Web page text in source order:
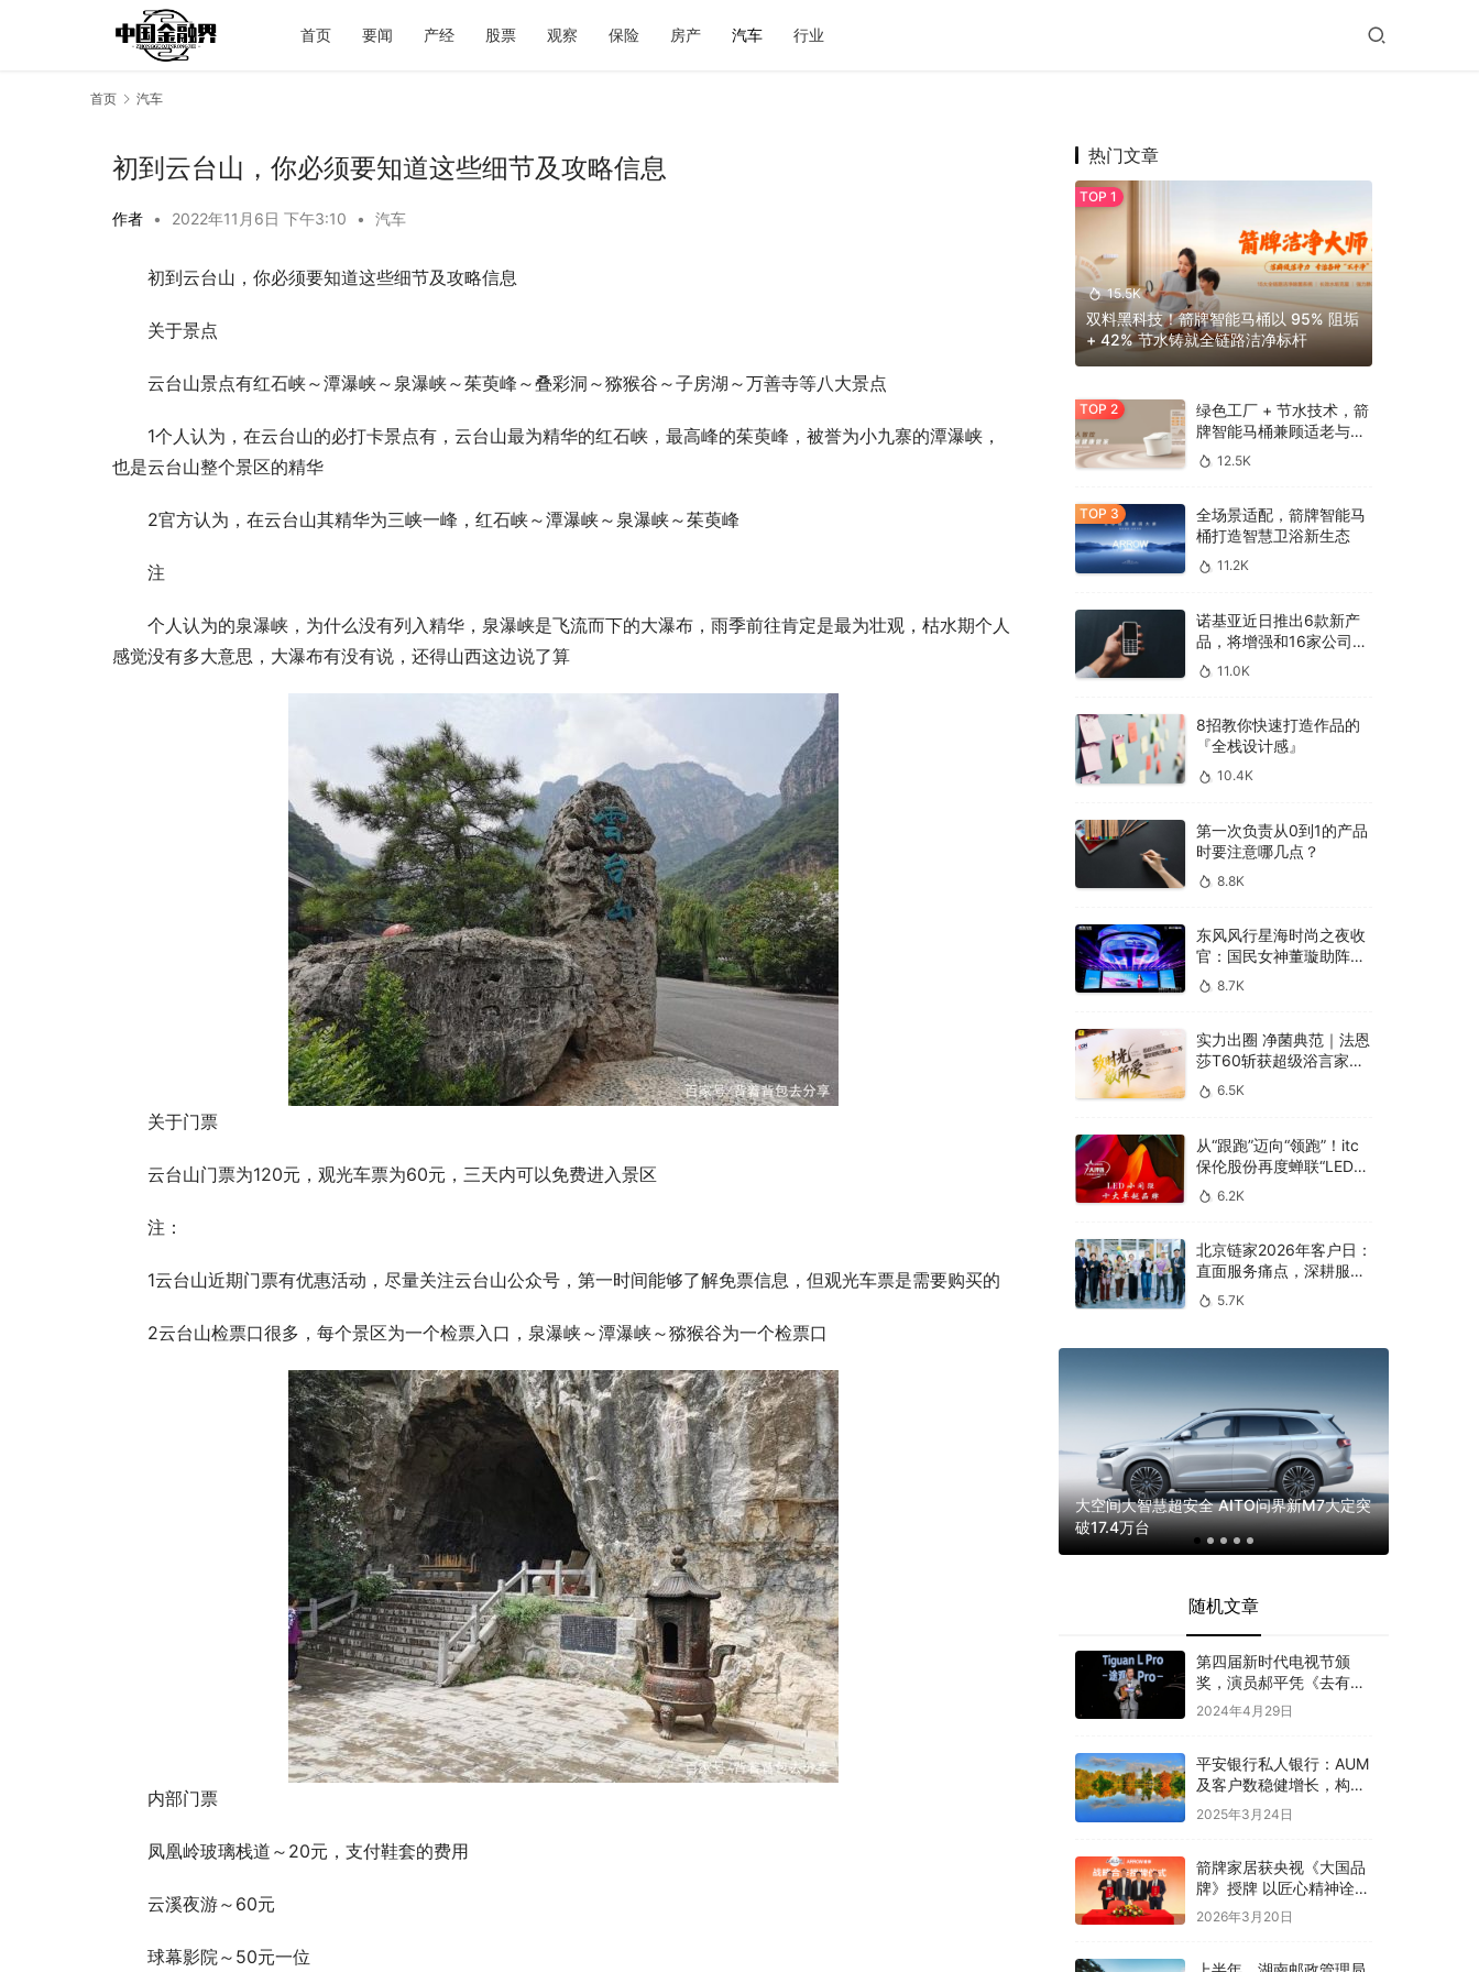
首页 要闻 产经 股票 观察 保险 房产 汽车 行业
首页 汽车
初到云台山，你必须要知道这些细节及攻略信息
作者 • 2022年11月6日 下午3:10 • 汽车
初到云台山，你必须要知道这些细节及攻略信息
关于景点
云台山景点有红石峡～潭瀑峡～泉瀑峡～茱萸峰～叠彩洞～猕猴谷～子房湖～万善寺等八大景点
1个人认为，在云台山的必打卡景点有，云台山最为精华的红石峡，最高峰的茱萸峰，被誉为小九寨的潭瀑峡，
也是云台山整个景区的精华
2官方认为，在云台山其精华为三峡一峰，红石峡～潭瀑峡～泉瀑峡～茱萸峰
注
个人认为的泉瀑峡，为什么没有列入精华，泉瀑峡是飞流而下的大瀑布，雨季前往肯定是最为壮观，枯水期个人
感觉没有多大意思，大瀑布有没有说，还得山西这边说了算
关于门票
云台山门票为120元，观光车票为60元，三天内可以免费进入景区
注：
1云台山近期门票有优惠活动，尽量关注云台山公众号，第一时间能够了解免票信息，但观光车票是需要购买的
2云台山检票口很多，每个景区为一个检票入口，泉瀑峡～潭瀑峡～猕猴谷为一个检票口
内部门票
凤凰岭玻璃栈道～20元，支付鞋套的费用
云溪夜游～60元
球幕影院～50元一位
热门文章
15.5K
双料黑科技！箭牌智能马桶以 95% 阻垢
+ 42% 节水铸就全链路洁净标杆
绿色工厂 + 节水技术，箭
牌智能马桶兼顾适老与环
保
12.5K
全场景适配，箭牌智能马
桶打造智慧卫浴新生态
11.2K
诺基亚近日推出6款新产
品，将增强和16家公司合
作，VR领域发力明显
11.0K
8招教你快速打造作品的
『全栈设计感』
10.4K
第一次负责从0到1的产品
时要注意哪几点？
8.8K
东风风行星海时尚之夜收
官：国民女神董璇助阵，
多车齐发震撼全场！
8.7K
实力出圈 净菌典范｜法恩
莎T60斩获超级浴言家年
度好产品奖
6.5K
从“跟跑”迈向“领跑”！itc
保伦股份再度蝉联“LED小
间距十大卓越品牌”
6.2K
北京链家2026年客户日：
直面服务痛点，深耕服务
本质5.7K
美国通胀大幅降温 市场重燃美联储加息或接
近尾声的希望
大空间大智慧超安全 AITO问界新M7大定突
破17.4万台
随机文章
第四届新时代电视节颁
奖，演员郝平凭《去有风
的地方》获最具魅力演员
2024年4月29日
平安银行私人银行：AUM
及客户数稳健增长，构建
以客户为中心的产品服务
2025年3月24日
箭牌家居获央视《大国品
牌》授牌 以匠心精神诠释
“大国人居”内涵
2026年3月20日